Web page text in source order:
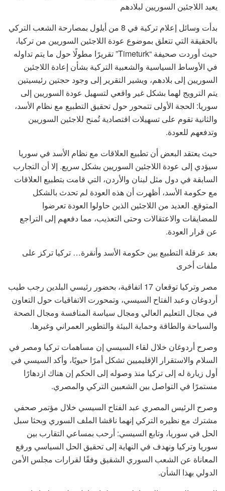
يعيد اللاجئين السوريين لبلادهم
بدأت وسائل إعلام تركية في 8 من أيلول بمصارحة الشعب التركي
بالحقيقة التي تتعلق بموضوع عودة اللاجئين السوريين من تركيا،
حيث أوردت صحيفة “Timeturk” تقريرًا مطولًا حول ما يتم تداوله
في الأوساط السياسية والشعبية التركية بشأن إعادة اللاجئين
السوريين إلى بلادهم، ويشير التقرير إلى وجود حجتين رئيسيتين
يتم الترويج لهما بشكل غير واقعي لتسهيل عودة السوريين إلى
سوريا: الحجة الأولى تتمحور حول تحقيق التطبيع مع نظام الأسد،
والثانية تقوم على تسهيلات اقتصادية تُمنح للاجئين السوريين
وتدفعهم للعودة.
حيث يعتقد البعض أن تطبيع العلاقات مع نظام الأسد في سوريا
سيؤدي إلى عودة اللاجئين السوريين بشكل سريع. إلا أن التجارب
السابقة في دول مثل لبنان والأردن، التي قامت بتطبيع العلاقات
مع حكومة الأسد، أظهرت أن هذه العودة لم تحدث بالشكل
المتوقع. العديد من اللاجئين الذين حاولوا العودة تعرضوا
للمضايقات والاعتقالات وحتى التعذيب، مما دفعهم إلى التراجع
عن قرار العودة.
بعد عرقلة التطبيع بين حكومة الأسد وأنقرة… تركيا تركز على
ملفات أخرى
مصر وتركيا توقعان 17 اتفاقية، بحضور رئيسي البلدين رجب طيب
أردوغان وعبد الفتاح السيسي، وتمحورت الاتفاقيات حول التعاون
في مجال التعليم العالي ومجال سياسة المنافسة ومجال الصحة
والسياحة والطاقة وحماية البيئة والتطوير العمراني وغيرها.
وصرح أردوغان خلال لقاء السيسي إن مساهمات تركيا ومصر في
السلام والاستقرار الإقليميين تشكل أمرًا حيويًا، وأكد السيسي في
أول زيارة له إلى تركيا منذ وصوله إلى الحكم إن هناك ازدهارًا
مستمرًا في التواصل بين الشعبين التركي والمصري.
وصرح الرئيس المصري عبد الفتاح السيسي خلال مؤتمر صحفي
مشترك مع نظيره التركي إنهما ناقشا الملف السوري وبحثا سبل
الحل في سوريا، وتابع السيسي: أرحب بمساعي التقارب بين
سوريا وتركيا ونهدف في النهاية إلى تحقيق الحل السياسي ورفع
المعاناة عن الشعب السوري الشقيق وفقًا لقرارات مجلس الأمن
الدولي بهذا الشأن.